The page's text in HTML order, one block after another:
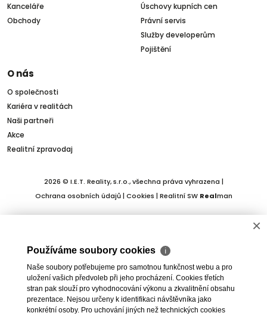
Kanceláře
Obchody
Úschovy kupních cen
Právní servis
Služby developerům
Pojištění
O nás
O společnosti
Kariéra v realitách
Naši partneři
Akce
Realitní zpravodaj
2026 © I.E.T. Reality, s.r.o., všechna práva vyhrazena |
Ochrana osobních údajů| Cookies | Realitní SW Realman
×
Používáme soubory cookies ℹ
Naše soubory potřebujeme pro samotnou funkčnost webu a pro
uložení vašich předvoleb při jeho procházení. Cookies třetích
stran pak slouží pro vyhodnocování výkonu a zkvalitnění obsahu
prezentace. Nejsou určeny k identifikaci návštěvníka jako
konkrétní osoby. Pro uchování jiných než technických cookies